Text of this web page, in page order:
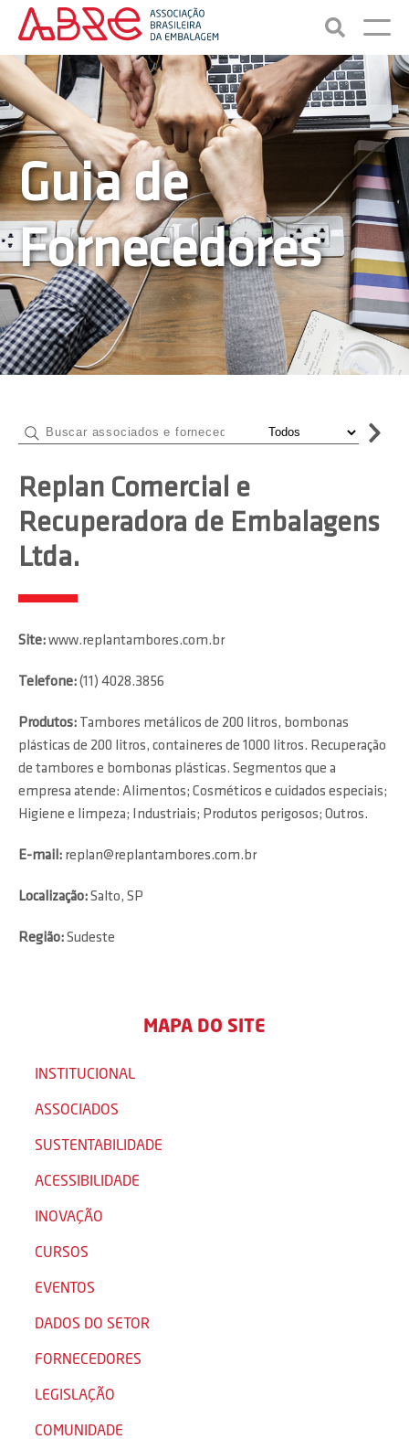
Guia de
Fornecedores
Replan Comercial e
Recuperadora de Embalagens
Ltda.
Site:www.replantambores.com.br
Telefone:(11) 4028.3856
Produtos: Tambores metálicos de 200 litros, bombonas
plásticas de 200 litros, containeres de 1000 litros. Recuperação
de tambores e bombonas plásticas. Segmentos que a
empresa atende: Alimentos; Cosméticos e cuidados especiais;
Higiene e limpeza; Industriais; Produtos perigosos; Outros.
E-mail: replan@replantambores.com.br
Localização:Salto, SP
Região:Sudeste
MAPA DO SITE
INSTITUCIONAL
ASSOCIADOS
SUSTENTABILIDADE
ACESSIBILIDADE
INOVAÇÃO
CURSOS
EVENTOS
DADOS DO SETOR
FORNECEDORES
LEGISLAÇÃO
COMUNIDADE